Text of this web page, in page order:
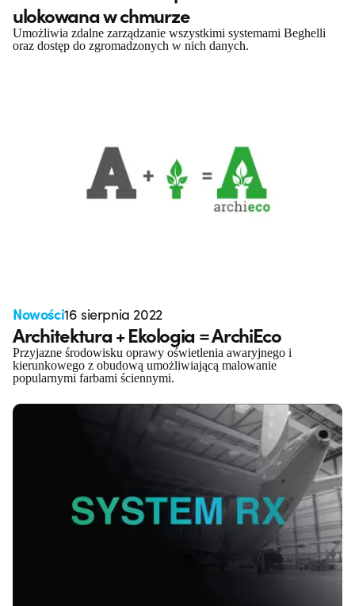
ulokowana w chmurze
Umożliwia zdalne zarządzanie wszystkimi systemami Beghelli
oraz dostęp do zgromadzonych w nich danych.
Nowości16 sierpnia 2022
Architektura + Ekologia = ArchiEco
Przyjazne środowisku oprawy oświetlenia awaryjnego i
kierunkowego z obudową umożliwiającą malowanie
popularnymi farbami ściennymi.